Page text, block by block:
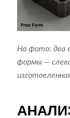
На фото: два
формы —